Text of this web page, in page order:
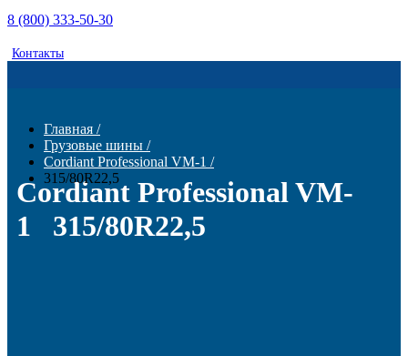
8 (800) 333-50-30
Контакты
Главная /
Грузовые шины /
Cordiant Professional VM-1 /
315/80R22,5
Cordiant Professional VM-
1 315/80R22,5